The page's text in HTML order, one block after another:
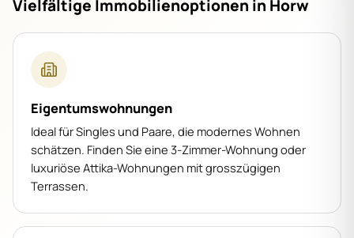
Vielfältige Immobilienoptionen in Horw
Eigentumswohnungen
Ideal für Singles und Paare, die modernes Wohnen
schätzen. Finden Sie eine 3-Zimmer-Wohnung oder
luxuriöse Attika-Wohnungen mit grosszügigen
Terrassen.